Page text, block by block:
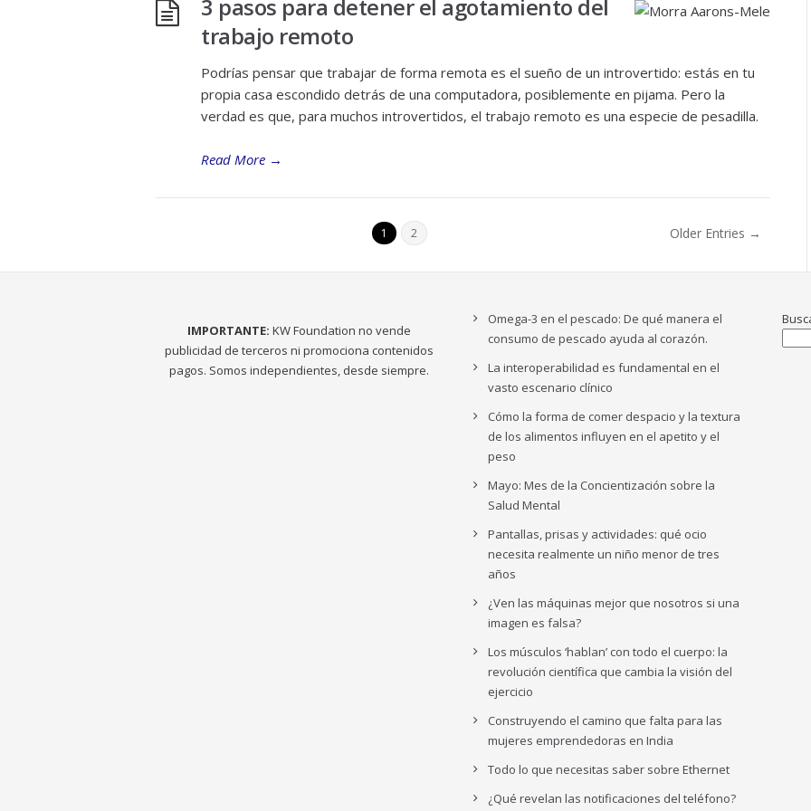
3 pasos para detener el agotamiento del
trabajo remoto
Podrías pensar que trabajar de forma remota es el sueño de un introvertido: estás en tu
propia casa escondido detrás de una computadora, posiblemente en pijama. Pero la
verdad es que, para muchos introvertidos, el trabajo remoto es una especie de pesadilla.
Read More →
1 2 Older Entries →
IMPORTANTE: KW Foundation no vende
publicidad de terceros ni promociona contenidos
pagos. Somos independientes, desde siempre.
Omega-3 en el pescado: De qué manera el
consumo de pescado ayuda al corazón.
La interoperabilidad es fundamental en el
vasto escenario clínico
Cómo la forma de comer despacio y la textura
de los alimentos influyen en el apetito y el
peso
Mayo: Mes de la Concientización sobre la
Salud Mental
Pantallas, prisas y actividades: qué ocio
necesita realmente un niño menor de tres
años
¿Ven las máquinas mejor que nosotros si una
imagen es falsa?
Los músculos ‘hablan’ con todo el cuerpo: la
revolución científica que cambia la visión del
ejercicio
Construyendo el camino que falta para las
mujeres emprendedoras en India
Todo lo que necesitas saber sobre Ethernet
¿Qué revelan las notificaciones del teléfono?